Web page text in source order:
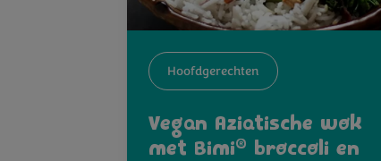
Hoofdgerechten
Vegan Aziatische wok
met Bimi® broccoli en